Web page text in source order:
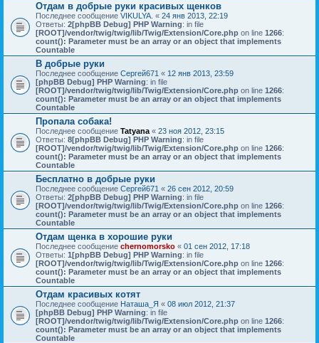
Отдам в добрые руки красивых щенков
Последнее сообщение VIKULYA. « 24 янв 2013, 22:19
Ответы: 2[phpBB Debug] PHP Warning: in file
[ROOT]/vendor/twig/twig/lib/Twig/Extension/Core.php on line 1266:
count(): Parameter must be an array or an object that implements
Countable
В добрые руки
Последнее сообщение Сергей671 « 12 янв 2013, 23:59
[phpBB Debug] PHP Warning: in file
[ROOT]/vendor/twig/twig/lib/Twig/Extension/Core.php on line 1266:
count(): Parameter must be an array or an object that implements
Countable
Пропала собака!
Последнее сообщение Tatyana « 23 ноя 2012, 23:15
Ответы: 8[phpBB Debug] PHP Warning: in file
[ROOT]/vendor/twig/twig/lib/Twig/Extension/Core.php on line 1266:
count(): Parameter must be an array or an object that implements
Countable
Бесплатно в добрые руки
Последнее сообщение Сергей671 « 26 сен 2012, 20:59
Ответы: 2[phpBB Debug] PHP Warning: in file
[ROOT]/vendor/twig/twig/lib/Twig/Extension/Core.php on line 1266:
count(): Parameter must be an array or an object that implements
Countable
Отдам щенка в хорошие руки
Последнее сообщение chernomorsko « 01 сен 2012, 17:18
Ответы: 1[phpBB Debug] PHP Warning: in file
[ROOT]/vendor/twig/twig/lib/Twig/Extension/Core.php on line 1266:
count(): Parameter must be an array or an object that implements
Countable
Отдам красивых котят
Последнее сообщение Наташа_Я « 08 июл 2012, 21:37
[phpBB Debug] PHP Warning: in file
[ROOT]/vendor/twig/twig/lib/Twig/Extension/Core.php on line 1266:
count(): Parameter must be an array or an object that implements
Countable